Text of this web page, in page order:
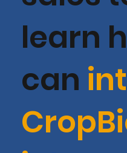
learn
can